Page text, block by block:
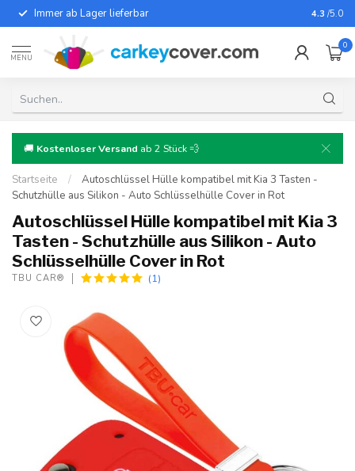
Immer ab Lager lieferbar Für fast
4.3 /5.0
MENU
0
🚚 Kostenloser Versand ab 2 Stück 💨
Startseite /
Autoschlüssel Hülle kompatibel mit Kia 3 Tasten -
Schutzhülle aus Silikon - Auto Schlüsselhülle Cover in Rot
Autoschlüssel Hülle kompatibel mit Kia 3
Tasten - Schutzhülle aus Silikon - Auto
Schlüsselhülle Cover in Rot
TBU CAR® (1)